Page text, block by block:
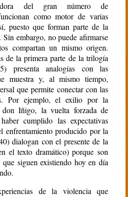
del gran número de
como motor de varias
puesto que forman parte de la
embargo, no puede afirmarse
compartan un mismo origen.
de la primera parte de la trilogía
presenta analogías con las
muestra y, al mismo tiempo,
que permite conectar con las
Por ejemplo, el exilio por la
don Iñigo, la vuelta forzada de
cumplido las expectativas
enfrentamiento producido por la
dialogan con el presente de la
el texto dramático) porque son
siguen existiendo hoy en día
de la violencia que